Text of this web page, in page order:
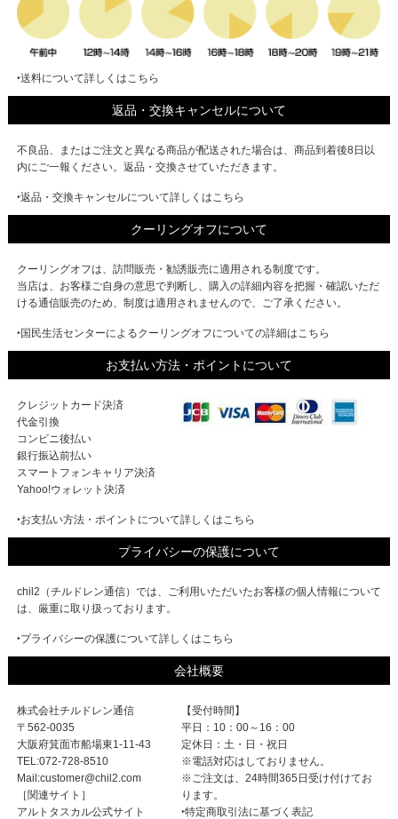
‣送料について詳しくはこちら
返品・交換キャンセルについて
不良品、またはご注文と異なる商品が配送された場合は、商品到着後8日以
内にご一報ください。返品・交換させていただきます。
‣返品・交換キャンセルについて詳しくはこちら
クーリングオフについて
クーリングオフは、訪問販売・勧誘販売に適用される制度です。
当店は、お客様ご自身の意思で判断し、購入の詳細内容を把握・確認いただ
ける通信販売のため、制度は適用されませんので、ご了承ください。
‣国民生活センターによるクーリングオフについての詳細はこちら
お支払い方法・ポイントについて
クレジットカード決済
代金引換
コンビニ後払い
銀行振込前払い
スマートフォンキャリア決済
Yahoo!ウォレット決済
‣お支払い方法・ポイントについて詳しくはこちら
プライバシーの保護について
chil2（チルドレン通信）では、ご利用いただいたお客様の個人情報について
は、厳重に取り扱っております。
‣プライバシーの保護について詳しくはこちら
会社概要
株式会社チルドレン通信
〒562-0035
大阪府箕面市船場東1-11-43
TEL:072-728-8510
Mail:customer@chil2.com
［関連サイト］
アルトタスカル公式サイト
【受付時間】
平日：10：00～16：00
定休日：土・日・祝日
※電話対応はしておりません。
※ご注文は、24時間365日受け付けてお
ります。
‣特定商取引法に基づく表記